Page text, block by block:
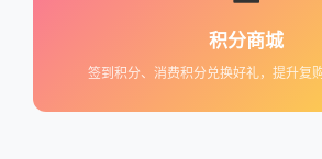
积分商城
签到积分、消费积分兑换好礼，提升复